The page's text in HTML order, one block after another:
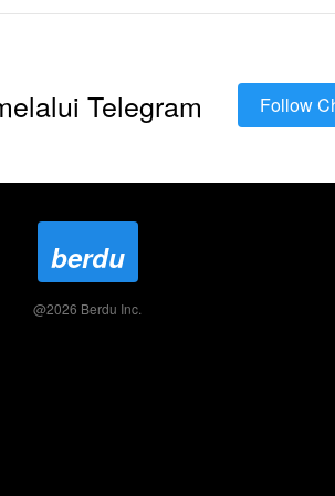
Telegram `Follow
berdu
@2026 Berdu Inc.